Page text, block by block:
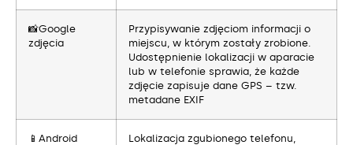
📸Google
zdjęcia
Przypisywanie zdjęciom informacji o
miejscu, w którym zostały zrobione.
Udostępnienie lokalizacji w aparacie
lub w telefonie sprawia, że każde
zdjęcie zapisuje dane GPS – tzw.
metadane EXIF
📱Android
Lokalizacja zgubionego telefonu,